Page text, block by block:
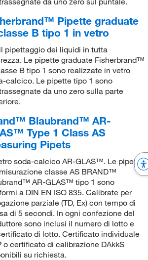
Pipette graduate
B tipo 1 in vetro
pipettaggio dei liquidi in tutta
Le pipette graduate Fisherbrand™
B tipo 1 sono realizzate in vetro
calcico. Le pipette tipo 1 sono
da uno zero sulla parte
Blaubrand™ AR-
Type 1 Class AS
Pipets
soda-calcico AR-GLAS™. Le pipette
classe AS BRAND™
AR-GLAS™ tipo 1 sono
a DIN EN ISO 835. Calibrate per
parziale (TD, Ex) con tempo di
di 5 secondi. In ogni confezione del
sono inclusi il numero di lotto e
di lotto. Certificato individuale
o certificato di calibrazione DAkkS
su richiesta.